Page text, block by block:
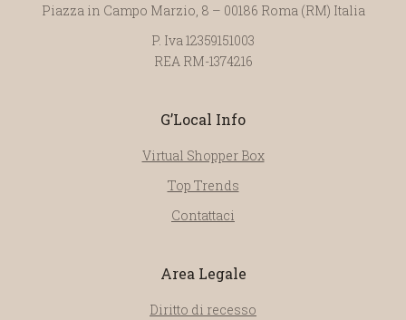
Piazza in Campo Marzio, 8 – 00186 Roma (RM) Italia
P. Iva 12359151003
REA RM-1374216
G’Local Info
Virtual Shopper Box
Top Trends
Contattaci
Area Legale
Diritto di recesso